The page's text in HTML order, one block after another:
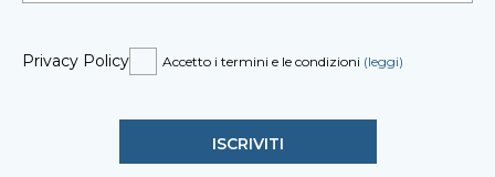
Privacy Policy Accetto i termini e le condizioni (leggi)